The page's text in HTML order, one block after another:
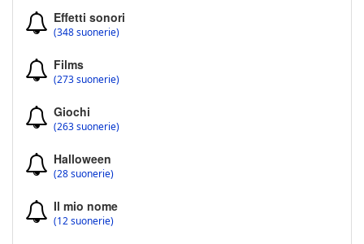
Effetti sonori
(348 suonerie)
Films
(273 suonerie)
Giochi
(263 suonerie)
Halloween
(28 suonerie)
Il mio nome
(12 suonerie)